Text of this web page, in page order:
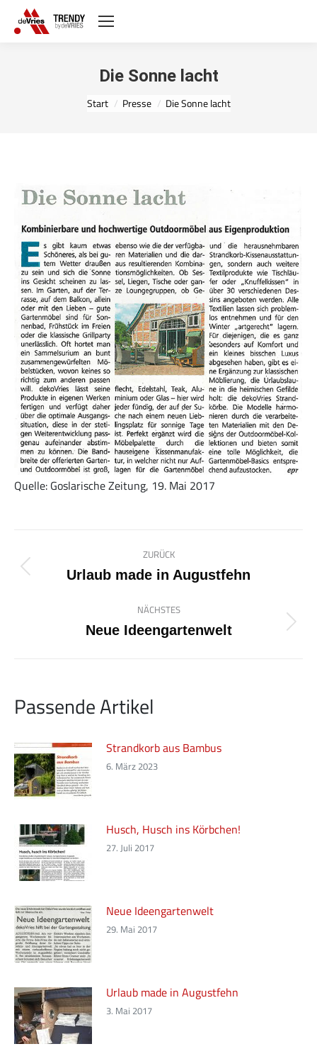
Die Sonne lacht
Sie befinden sich hier:
Start Presse Die Sonne lacht
Quelle: Goslarische Zeitung, 19. Mai 2017
Kommentarnavigation
ZURÜCK
Vorheriger
Urlaub made in Augustfehn
NÄCHSTES
Nächster
Neue Ideengartenwelt
Passende Artikel
Strandkorb aus Bambus
6. März 2023
Husch, Husch ins Körbchen!
27. Juli 2017
Neue Ideengartenwelt
29. Mai 2017
Urlaub made in Augustfehn
3. Mai 2017